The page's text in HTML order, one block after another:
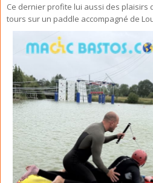
Ce dernier profite lui aussi des plaisirs
tours sur un paddle accompagné de